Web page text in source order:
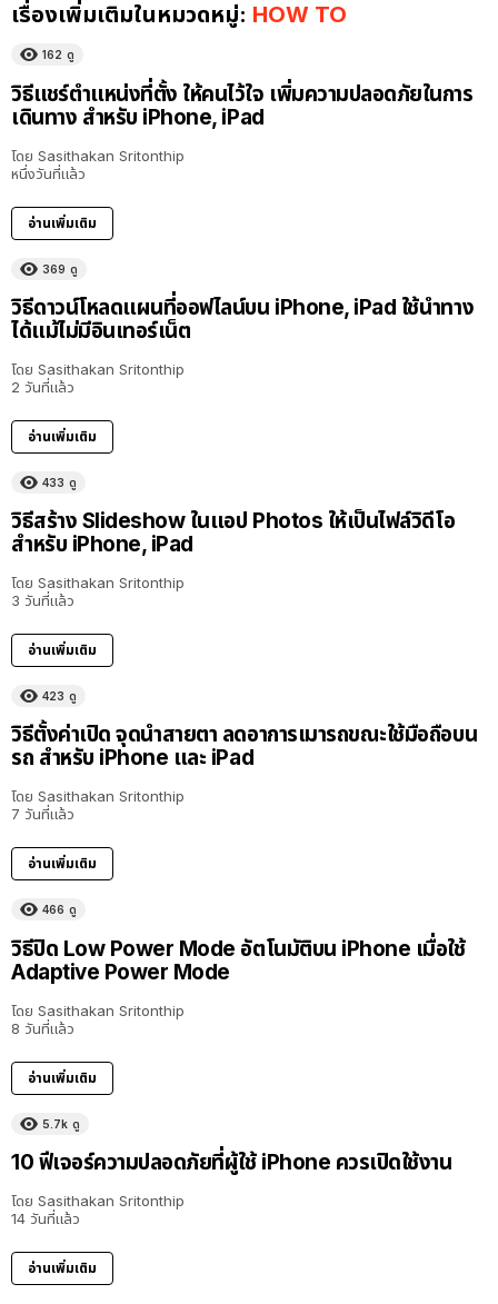
เรื่องเพิ่มเติมในหมวดหมู่: HOW TO
162 ดู
วิธีแชร์ตำแหน่งที่ตั้ง ให้คนไว้ใจ เพิ่มความปลอดภัยในการ
เดินทาง สำหรับ iPhone, iPad
โดย Sasithakan Sritonthip
หนึ่งวันที่แล้ว
อ่านเพิ่มเติม
369 ดู
วิธีดาวน์โหลดแผนที่ออฟไลน์บน iPhone, iPad ใช้นำทาง
ได้แม้ไม่มีอินเทอร์เน็ต
โดย Sasithakan Sritonthip
2 วันที่แล้ว
อ่านเพิ่มเติม
433 ดู
วิธีสร้าง Slideshow ในแอป Photos ให้เป็นไฟล์วิดีโอ
สำหรับ iPhone, iPad
โดย Sasithakan Sritonthip
3 วันที่แล้ว
อ่านเพิ่มเติม
423 ดู
วิธีตั้งค่าเปิด จุดนำสายตา ลดอาการเมารถขณะใช้มือถือบน
รถ สำหรับ iPhone และ iPad
โดย Sasithakan Sritonthip
7 วันที่แล้ว
อ่านเพิ่มเติม
466 ดู
วิธีปิด Low Power Mode อัตโนมัติบน iPhone เมื่อใช้
Adaptive Power Mode
โดย Sasithakan Sritonthip
8 วันที่แล้ว
อ่านเพิ่มเติม
5.7k ดู
10 ฟีเจอร์ความปลอดภัยที่ผู้ใช้ iPhone ควรเปิดใช้งาน
โดย Sasithakan Sritonthip
14 วันที่แล้ว
อ่านเพิ่มเติม